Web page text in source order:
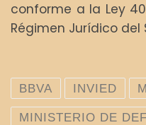
conforme a la Ley
Régimen Jurídico del
BBVA INVIED
MINISTERIO DE